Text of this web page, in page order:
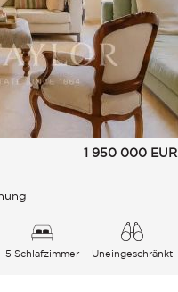
1 950 000 EUR
5 Schlafzimmer
Uneingeschränkt